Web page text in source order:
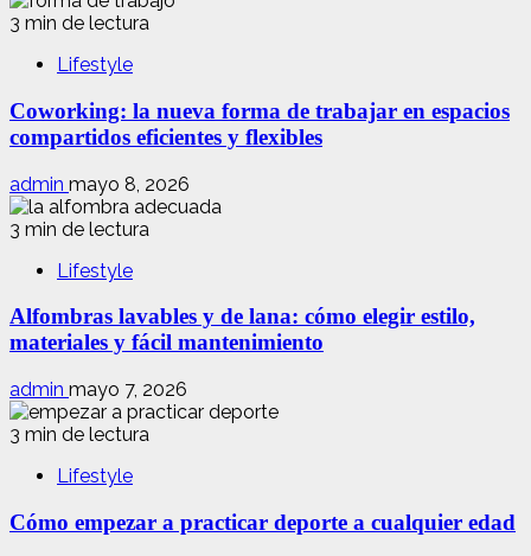
3 min de lectura
Lifestyle
Coworking: la nueva forma de trabajar en espacios
compartidos eficientes y flexibles
admin mayo 8, 2026
3 min de lectura
Lifestyle
Alfombras lavables y de lana: cómo elegir estilo,
materiales y fácil mantenimiento
admin mayo 7, 2026
3 min de lectura
Lifestyle
Cómo empezar a practicar deporte a cualquier edad